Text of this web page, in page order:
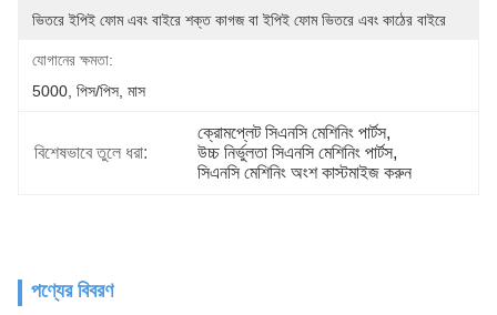
ভিতরে ইপিই ফোম এবং বাইরে শক্ত কাগজ বা ইপিই ফোম ভিতরে এবং কাঠের বাইরে
যোগানের ক্ষমতা:
5000, পিস/পিস, মাস
বিশেষভাবে তুলে ধরা:
ক্রোমপ্লেট সিএনসি মেশিনিং পার্টস,
উচ্চ নির্ভুলতা সিএনসি মেশিনিং পার্টস,
সিএনসি মেশিনিং অংশ কাস্টমাইজ করুন
পণ্যের বিবরণ